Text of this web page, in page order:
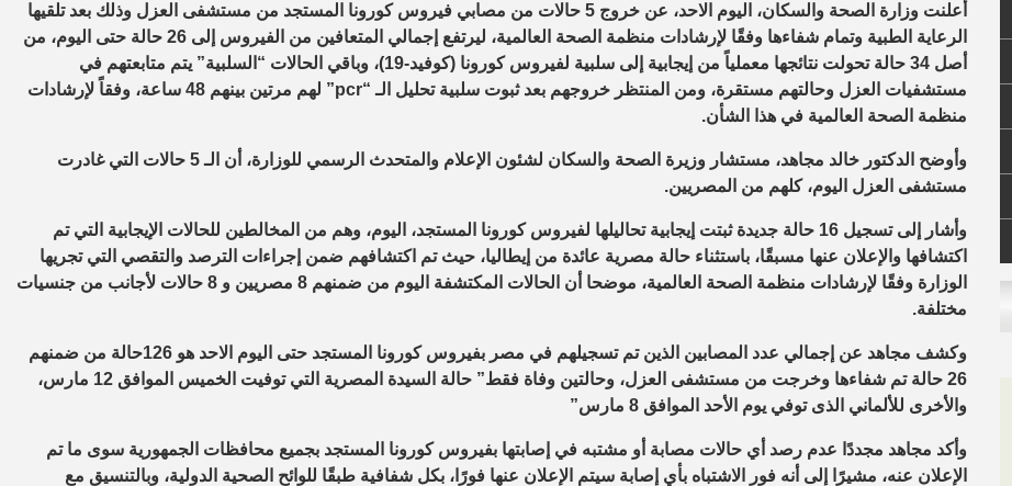
أعلنت وزارة الصحة والسكان، اليوم الاحد، عن خروج 5 حالات من مصابي فيروس كورونا المستجد من مستشفى العزل وذلك بعد تلقيها
الرعاية الطبية وتمام شفاءها وفقًا لإرشادات منظمة الصحة العالمية، ليرتفع إجمالي المتعافين من الفيروس إلى 26 حالة حتى اليوم، من
أصل 34 حالة تحولت نتائجها معملياً من إيجابية إلى سلبية لفيروس كورونا (كوفيد-19)، وباقي الحالات “السلبية” يتم متابعتهم في
مستشفيات العزل وحالتهم مستقرة، ومن المنتظر خروجهم بعد ثبوت سلبية تحليل الـ “pcr” لهم مرتين بينهم 48 ساعة، وفقاً لإرشادات
منظمة الصحة العالمية في هذا الشأن.
وأوضح الدكتور خالد مجاهد، مستشار وزيرة الصحة والسكان لشئون الإعلام والمتحدث الرسمي للوزارة، أن الـ 5 حالات التي غادرت
مستشفى العزل اليوم، كلهم من المصريين.
وأشار إلى تسجيل 16 حالة جديدة ثبتت إيجابية تحاليلها لفيروس كورونا المستجد، اليوم، وهم من المخالطين للحالات الإيجابية التي تم
اكتشافها والإعلان عنها مسبقًا، باستثناء حالة مصرية عائدة من إيطاليا، حيث تم اكتشافهم ضمن إجراءات الترصد والتقصي التي تجريها
الوزارة وفقًا لإرشادات منظمة الصحة العالمية، موضحا أن الحالات المكتشفة اليوم من ضمنهم 8 مصريين و 8 حالات لأجانب من جنسيات
مختلفة.
وكشف مجاهد عن إجمالي عدد المصابين الذين تم تسجيلهم في مصر بفيروس كورونا المستجد حتى اليوم الاحد هو 126حالة من ضمنهم
26 حالة تم شفاءها وخرجت من مستشفى العزل، وحالتين وفاة فقط” حالة السيدة المصرية التي توفيت الخميس الموافق 12 مارس،
والأخرى للألماني الذى توفي يوم الأحد الموافق 8 مارس”
وأكد مجاهد مجددًا عدم رصد أي حالات مصابة أو مشتبه في إصابتها بفيروس كورونا المستجد بجميع محافظات الجمهورية سوى ما تم
الإعلان عنه، مشيرًا إلى أنه فور الاشتباه بأي إصابة سيتم الإعلان عنها فورًا، بكل شفافية طبقًا للوائح الصحية الدولية، وبالتنسيق مع